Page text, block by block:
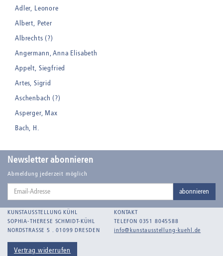
Adler, Leonore
Albert, Peter
Albrechts (?)
Angermann, Anna Elisabeth
Appelt, Siegfried
Artes, Sigrid
Aschenbach (?)
Asperger, Max
Bach, H.
Balden, Theo , eigentlich Otto Koehler
Balden-Wolff, Annemarie
Bankroth, Bernd
Bankroth, Ursula
Barth, Arthur Julius
Bartnig, Horst
Bartzsch, Paul Kurt
Newsletter abonnieren
Abmeldung jederzeit möglich
Email-
abonnieren
KUNSTAUSSTELLUNG KÜHL
SOPHIA-THERESE SCHMIDT-KÜHL
NORDSTRASSE 5 . 01099 DRESDEN
Vertrag widerrufen
KONTAKT
TELEFON 0351 8045588
info@kunstausstellung-kuehl.de